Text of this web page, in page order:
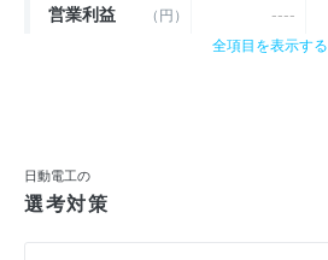
営業利益 （円） ----
売上伸び率
全項目を表示する
日動電工の
選考対策